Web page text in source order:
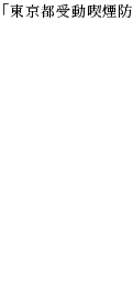
東京都受動喫煙